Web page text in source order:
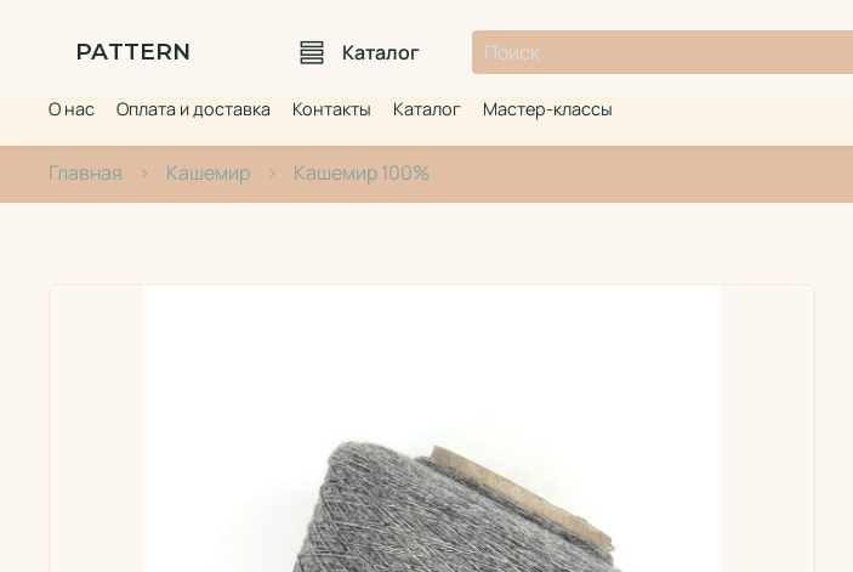
PATTERN Каталог
О нас Оплата и доставка Контакты Каталог Мастер-классы
Главная Кашемир Кашемир 100%